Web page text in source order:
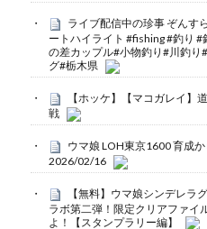
ライブ配信中の珍事 ぞんす
ートハイライト #fishing #釣り #
の差カップル#小物釣り#川釣り
グ#栃木県
【ホッケ】【マコガレイ】
戦
ウマ娘 LOH東京1600 育成
2026/02/16
【無料】ウマ娘シンデレラ
ラボ第二弾！限定クリアファイ
よ！【スタンプラリー編】